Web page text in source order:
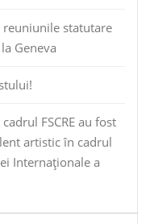
reuniunile statutare
Geneva
FSCRE au fost
artistic în cadrul
Internaționale a